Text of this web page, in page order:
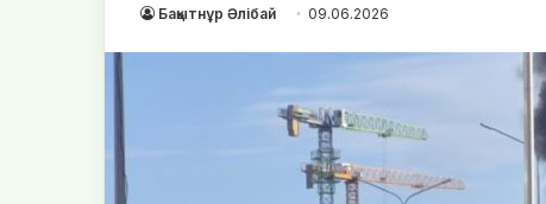
Бақытнұр Әлібай 09.06.2026